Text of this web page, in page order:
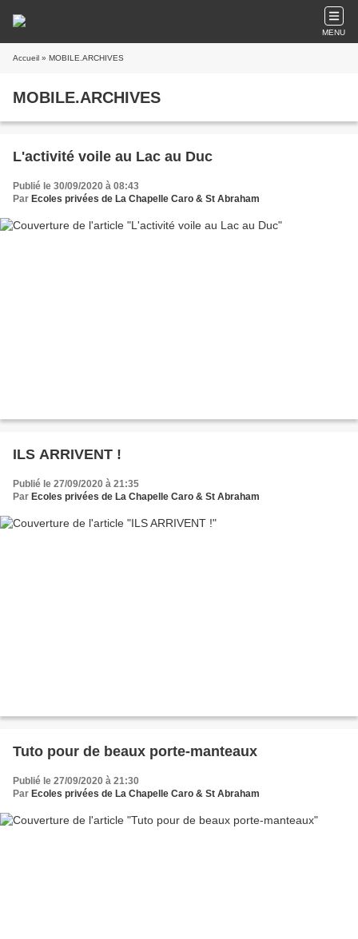
MENU
Accueil » MOBILE.ARCHIVES
MOBILE.ARCHIVES
L'activité voile au Lac au Duc
Publié le 30/09/2020 à 08:43
Par Ecoles privées de La Chapelle Caro & St Abraham
ILS ARRIVENT !
Publié le 27/09/2020 à 21:35
Par Ecoles privées de La Chapelle Caro & St Abraham
Tuto pour de beaux porte-manteaux
Publié le 27/09/2020 à 21:30
Par Ecoles privées de La Chapelle Caro & St Abraham